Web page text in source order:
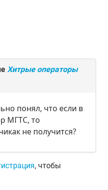
Хитрые операторы
понял, что если в
МГТС, то
не получится?
, чтобы